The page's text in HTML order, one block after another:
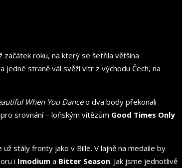
roku, na který se šetřila většina
straně vál svěží vítr z východu Čech, na
When You Danceo dva body překonali
srovnání –⁠⁠⁠⁠⁠⁠ loňským vítězům Good Times Only
stály fronty jako v Bille. V lajně na medaile by
i Imodium a Bitter Season. Jak jsme jednotlivě